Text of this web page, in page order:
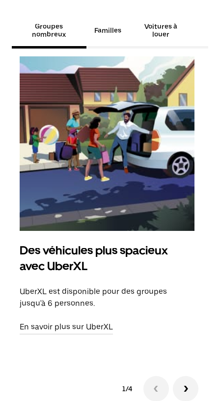
Groupes
nombreux
Familles
Voitures à
louer
Des véhicules plus spacieux
avec UberXL
UberXL est disponible pour des groupes
jusqu'à 6 personnes.
En savoir plus sur UberXL
1/4